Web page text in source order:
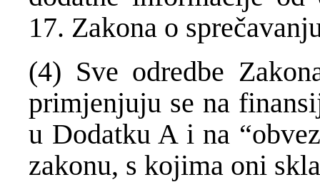
17. Zakona o
(4) Sve odredbe
primjenjuju se na
u Dodatku A i na
zakonu, s kojima oni